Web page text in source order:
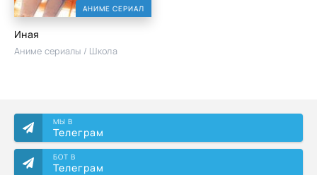
МЫ В
Телеграм
БОТ В
Телеграм
АНИМЕ СЕРИАЛ
Иная
Аниме сериалы / Школа